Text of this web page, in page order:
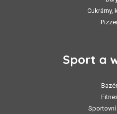
Cukrárny,
Sport a
Sportovní